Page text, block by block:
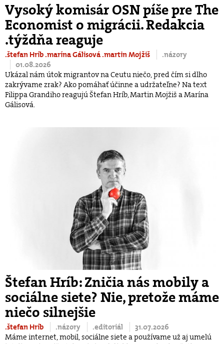
Vysoký komisár OSN píše pre The
Economist o migrácii. Redakcia
.týždňa reaguje
.štefan Hríb.marína Gálisová.martin Mojžiš
.názory
01.08.2026
Ukázal nám útok migrantov na Ceutu niečo, pred čím si dlho
zakrývame zrak? Ako pomáhať účinne a udržateľne? Na text
Filippa Grandiho reagujú Štefan Hríb, Martin Mojžiš a Marína
Gálisová.
Štefan Hríb: Zničia nás mobily a
sociálne siete? Nie, pretože máme
niečo silnejšie
.štefan Hríb .názory .editoriál
31.07.2026
Máme internet, mobil, sociálne siete a používame už aj umelú